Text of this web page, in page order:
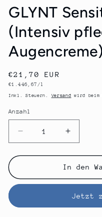
GLYNT
(Intensiv
Normaler
Preis
€21,70 EUR
Grundpreis
€1.446,67/l
Inkl. Steuern.Versand wird beim
Anzahl
Anzahl
Verringere
die
Menge
GLYNT
Cream
Erhöhe
die
Menge
für
GLYNT
Eye
Cream
In den
Jetzt